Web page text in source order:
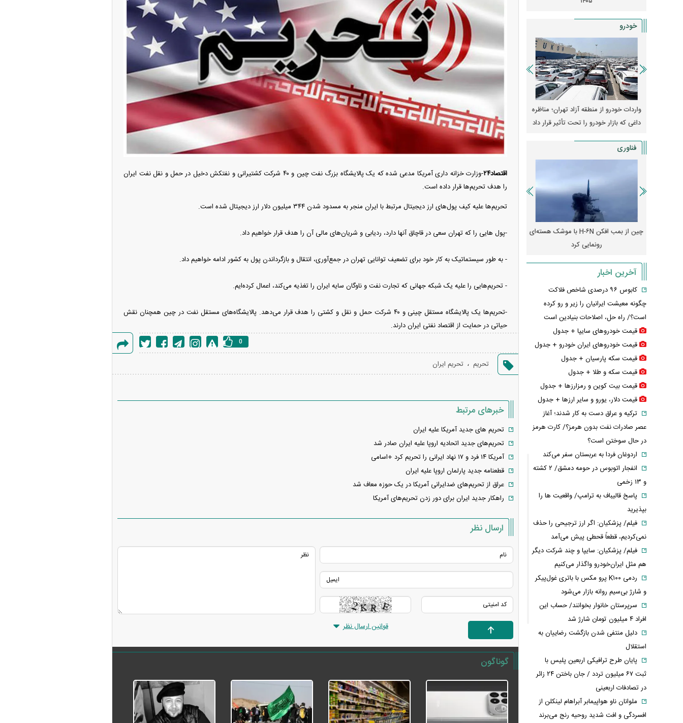
اقتصاد۲۴
-وزارت خزانه داری آمریکا مدعی شده که یک پالایشگاه بزرگ نفت چین و ۴۰ شرکت کشتیرانی و نفتکش دخیل در حمل و نقل نفت ایران
را هدف تحریم‌ها قرار داده است.
تحریم‌ها علیه کیف پول‌های ارز دیجیتال مرتبط با ایران منجر به مسدود شدن ۳۴۴ میلیون دلار ارز دیجیتال شده است.
-پول هایی را که تهران سعی در قاچاق آنها دارد، ردیابی و شریان‌های مالی آن را هدف قرار خواهیم داد.
- به طور سیستماتیک به کار خود برای تضعیف توانایی تهران در جمع‌آوری، انتقال و بازگرداندن پول به کشور ادامه خواهیم داد.
- تحریم‌هایی را علیه یک شبکه جهانی که تجارت نفت و ناوگان سایه ایران را تغذیه می‌کند، اعمال کرده‌ایم.
-تحریم‌ها یک پالایشگاه مستقل چینی و ۴۰ شرکت حمل و نقل و کشتی را هدف قرار می‌دهد. پالایشگاه‌های مستقل نفت در چین همچنان نقش
حیاتی در حمایت از اقتصاد نفتی ایران دارند.
گزارش
0
تحریم ، تحریم ایران
خبرهای مرتبط
تحریم های جدید آمریکا علیه ایران
تحریم‌های جدید اتحادیه اروپا علیه ایران صادر شد
آمریکا ۱۴ فرد و ۱۷ نهاد ایرانی را تحریم کرد +اسامی
قطعنامه جدید پارلمان اروپا علیه ایران
عراق از تحریم‌های ضدایرانی آمریکا در یک حوزه معاف شد
راهکار جدید ایران برای دور زدن تحریم‌های آمریکا
ارسال نظر
قوانین ارسال نظر
گوناگون
خودرو
واردات خودرو از منطقه آزاد تهران؛ مناظره
داغی که بازار خودرو را تحت تأثیر قرار داد
قیمت خودرو وارد فاز جدید شد/ اولین
واکنش بازار به تحولات سیاسی + جدول
هجوم خودروسازان چینی به اروپا؛ آیا
کارخانه‌های بحران‌زده نجات پیدا می‌کنند؟
واردات خودرو از منطقه آزاد تهران؛ مناظره
داغی که بازار خودرو را تحت تأثیر قرار داد
فناوری
چین از بمب افکن H-۶N با موشک هسته‌ای
رونمایی کرد
پهپاد رهگیر یا موشک پدافند؛ قدرت تهدید
رونمایی از پوکو M ۸ پاور با باتری ۸۰۰۰
آخرین اخبار
کابوس ۹۶ درصدی شاخص فلاکت
چگونه معیشت ایرانیان را زیر و رو کرده
است؟/ راه حل، اصلاحات بنیادین است
قیمت خودرو‌های سایپا + جدول
قیمت خودرو‌های ایران خودرو + جدول
قیمت سکه پارسیان + جدول
قیمت سکه و طلا + جدول
قیمت بیت کوین و رمزارز‌ها + جدول
قیمت دلار، یورو و سایر ارز‌ها + جدول
ترکیه و عراق دست به کار شدند؛ آغاز
عصر صادرات نفت بدون هرمز؟/ کارت هرمز
در حال سوختن است؟
اردوغان فردا به عربستان سفر می‌کند
انفجار اتوبوس در حومه دمشق/ ۲ کشته
و ۱۳ زخمی
پاسخ قالیباف به ترامپ/ واقعیت ها را
بپذیرید
فیلم/ پزشکیان: اگر ارز ترجیحی را حذف
نمی‌کردیم، قطعاً قحطی پیش می‌آمد
فیلم/ پزشکیان: سایپا و چند شرکت دیگر
هم مثل ایران‌خودرو واگذار می‌کنیم
ردمی K۱۰۰ پرو مکس با باتری غول‌پیکر
و شارژ بی‌سیم روانه بازار می‌شود
سرپرستان خانوار بخوانند/ حساب این
افراد ۴ میلیون تومان شارژ شد
دلیل منتفی شدن بازگشت رضاییان به
استقلال
پایان طرح ترافیکی اربعین پلیس با
ثبت ۶۷ میلیون تردد / جان باختن ۲۴ زائر
در تصادفات اربعینی
ملوانان ناو هواپیمابر آبراهام لینکلن از
افسردگی و افت شدید روحیه رنج می‌برند